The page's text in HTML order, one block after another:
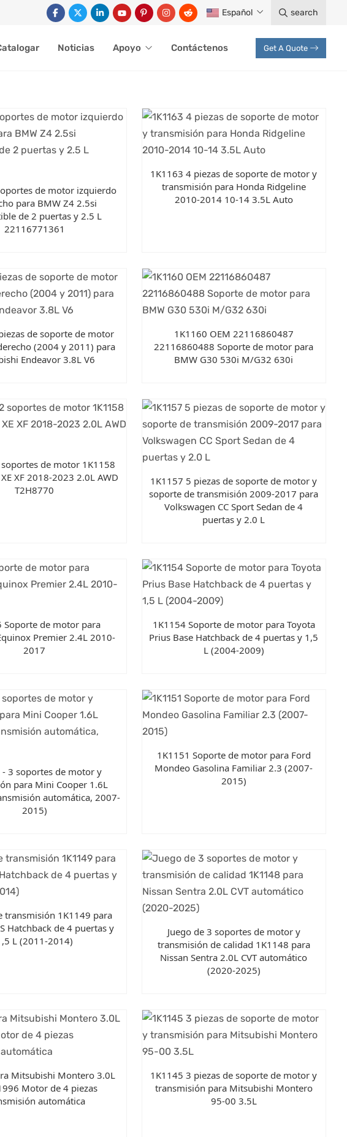
Español search
Noticias Apoyo Contáctenos Get A Quote
de motor izquierdo
para BMW Z4 2.5si
de 2 puertas y 2.5 L
22116771361
1K1163 4 piezas de soporte de motor y
transmisión para Honda Ridgeline
2010-2014 10-14 3.5L Auto
de soporte de motor
(2004 y 2011) para
Endeavor 3.8L V6
1K1160 OEM 22116860487
22116860488 Soporte de motor para
BMW G30 530i M/G32 630i
soportes de motor 1K1158
XF 2018-2023 2.0L AWD
T2H8770
1K1157 5 piezas de soporte de motor y
soporte de transmisión 2009-2017 para
Volkswagen CC Sport Sedan de 4
puertas y 2.0 L
Soporte de motor para
Premier 2.4L 2010-
2017
1K1154 Soporte de motor para Toyota
Prius Base Hatchback de 4 puertas y 1,5
L (2004-2009)
- 3 soportes de motor y
para Mini Cooper 1.6L
automática, 2007-
2015)
1K1151 Soporte de motor para Ford
Mondeo Gasolina Familiar 2.3 (2007-
2015)
transmisión 1K1149 para
Hatchback de 4 puertas y
L (2011-2014)
Juego de 3 soportes de motor y
transmisión de calidad 1K1148 para
Nissan Sentra 2.0L CVT automático
(2020-2025)
Mitsubishi Montero 3.0L
Motor de 4 piezas
automática
1K1145 3 piezas de soporte de motor y
transmisión para Mitsubishi Montero
95-00 3.5L